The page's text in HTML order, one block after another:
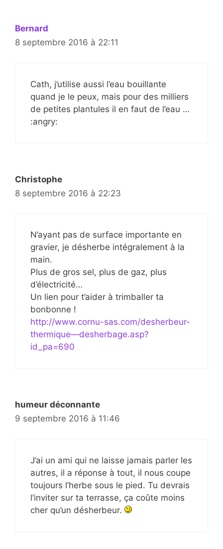
Bernard
8 septembre 2016 à 22:11
Cath, j’utilise aussi l’eau bouillante
quand je le peux, mais pour des milliers
de petites plantules il en faut de l’eau …
:angry:
Christophe
8 septembre 2016 à 22:23
N’ayant pas de surface importante en
gravier, je désherbe intégralement à la
main.
Plus de gros sel, plus de gaz, plus
d’électricité…
Un lien pour t’aider à trimballer ta
bonbonne !
http://www.cornu-sas.com/desherbeur-
thermique—desherbage.asp?
id_pa=690
humeur déconnante
9 septembre 2016 à 11:46
J’ai un ami qui ne laisse jamais parler les
autres, il a réponse à tout, il nous coupe
toujours l’herbe sous le pied. Tu devrais
l’inviter sur ta terrasse, ça coûte moins
cher qu’un désherbeur.